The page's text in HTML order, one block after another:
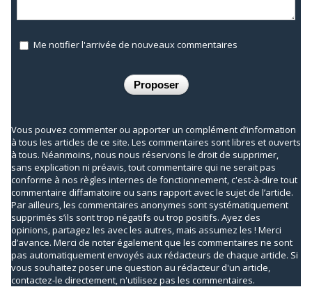
Me notifier l'arrivée de nouveaux commentaires
Vous pouvez commenter ou apporter un complément d’information
à tous les articles de ce site. Les commentaires sont libres et ouverts
à tous. Néanmoins, nous nous réservons le droit de supprimer,
sans explication ni préavis, tout commentaire qui ne serait pas
conforme à nos règles internes de fonctionnement, c'est-à-dire tout
commentaire diffamatoire ou sans rapport avec le sujet de l’article.
Par ailleurs, les commentaires anonymes sont systématiquement
supprimés s’ils sont trop négatifs ou trop positifs. Ayez des
opinions, partagez les avec les autres, mais assumez les ! Merci
d’avance. Merci de noter également que les commentaires ne sont
pas automatiquement envoyés aux rédacteurs de chaque article. Si
vous souhaitez poser une question au rédacteur d'un article,
contactez-le directement, n'utilisez pas les commentaires.